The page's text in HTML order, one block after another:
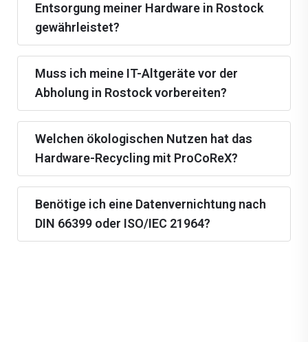
Entsorgung meiner Hardware in Rostock
gewährleistet?
Muss ich meine IT-Altgeräte vor der
Abholung in Rostock vorbereiten?
Welchen ökologischen Nutzen hat das
Hardware-Recycling mit ProCoReX?
Benötige ich eine Datenvernichtung nach
DIN 66399 oder ISO/IEC 21964?